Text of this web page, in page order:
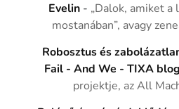
Evelin - „Dalok, amiket
mostanában”, avagy
Robosztus és
Fail - And We - TIXA blog
projektje, az All